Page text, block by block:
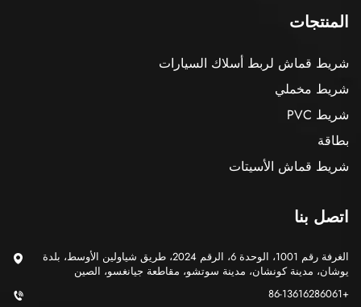
المنتجات
شريط قماش لربط أسلاك السيارات
شريط مخملي
شريط PVC
بطاقة
شريط قماش الأسيتات
اتصل بنا
الغرفة رقم 1001، الوحدة 6، الرقم 2024، طريق شياولين الأوسط، بلدة
يوشان، مدينة كونشان، مدينة سوتشو، مقاطعة جيانغسو، الصين
+86-13616286061